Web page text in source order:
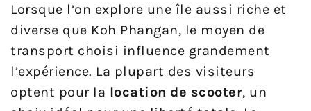
Lorsque l’on explore une île aussi riche et
diverse que Koh Phangan, le moyen de
transport choisi influence grandement
l’expérience. La plupart des visiteurs
optent pour la location de scooter, un